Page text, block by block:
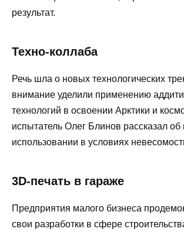
результат.
Техно-коллаба
Речь шла о новых технологических
внимание уделили применению
технологий в освоении Арктики и
испытатель Олег Блинов рассказал об
использовании в условиях
3D-печать в гараже
Предприятия малого бизнеса
свои разработки в сфере